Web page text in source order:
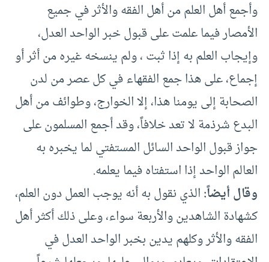
وأجمع أهل العلم من أهل الفقه والأثر في جميع
الأمصار فيما علمت على قبول خبر الواحد العدل،
وإيجاب العلم به إذا ثبت ، ولم ينسخه غيره من أثر أو
إجماع، على هذا جمع الفقهاء في كل عصر من لدن
الصحابة إلى يومنا هذا، إلا الخوارج، وطوائف من أهل
البدع شرذمة لا تعد خلافاً، وقد أجمع المسلمون على
جواز قبول الواحد السائل المستفتي لما يخبره به
العالم الواحد إذا استفتاه فيما يعلمه.
وقال أيضاً:الذي نقول به أنه يوجب العمل دون العلم،
كشهادة الشاهدين والأربعة سواء، وعلى ذلك أكثر أهل
الفقه والأثر وكلهم يدين بخبر الواحد العدل في